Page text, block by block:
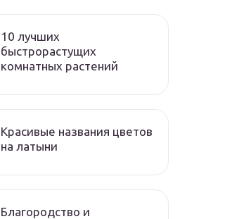
10 лучших
быстрорастущих
комнатных растений
Красивые названия цветов
на латыни
Благородство и